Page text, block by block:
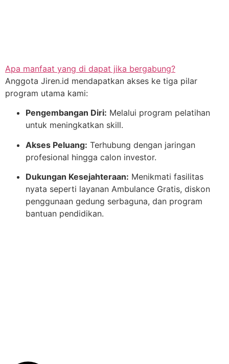
Apa manfaat yang di dapat jika bergabung?
Anggota Jiren.id mendapatkan akses ke tiga pilar
program utama kami:
Pengembangan Diri: Melalui program pelatihan
untuk meningkatkan skill.
Akses Peluang: Terhubung dengan jaringan
profesional hingga calon investor.
Dukungan Kesejahteraan: Menikmati fasilitas
nyata seperti layanan Ambulance Gratis, diskon
penggunaan gedung serbaguna, dan program
bantuan pendidikan.